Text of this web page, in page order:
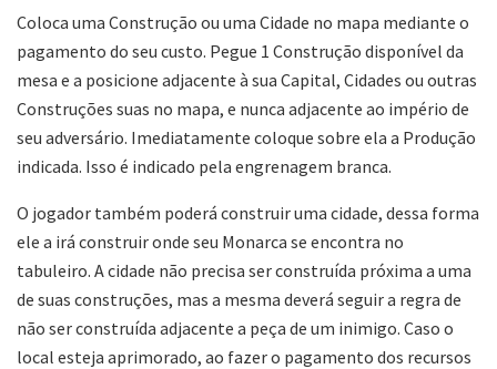
Coloca uma Construção ou uma Cidade no mapa mediante o
pagamento do seu custo. Pegue 1 Construção disponível da
mesa e a posicione adjacente à sua Capital, Cidades ou outras
Construções suas no mapa, e nunca adjacente ao império de
seu adversário. Imediatamente coloque sobre ela a Produção
indicada. Isso é indicado pela engrenagem branca.
O jogador também poderá construir uma cidade, dessa forma
ele a irá construir onde seu Monarca se encontra no
tabuleiro. A cidade não precisa ser construída próxima a uma
de suas construções, mas a mesma deverá seguir a regra de
não ser construída adjacente a peça de um inimigo. Caso o
local esteja aprimorado, ao fazer o pagamento dos recursos